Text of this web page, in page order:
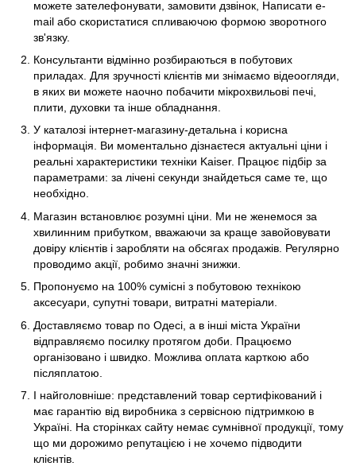
можете зателефонувати, замовити дзвінок, Написати e-
mail або скористатися спливаючою формою зворотного
зв'язку.
Консультанти відмінно розбираються в побутових
приладах. Для зручності клієнтів ми знімаємо відеоогляди,
в яких ви можете наочно побачити мікрохвильові печі,
плити, духовки та інше обладнання.
У каталозі інтернет-магазину-детальна і корисна
інформація. Ви моментально дізнаєтеся актуальні ціни і
реальні характеристики техніки Kaiser. Працює підбір за
параметрами: за лічені секунди знайдеться саме те, що
необхідно.
Магазин встановлює розумні ціни. Ми не женемося за
хвилинним прибутком, вважаючи за краще завойовувати
довіру клієнтів і заробляти на обсягах продажів. Регулярно
проводимо акції, робимо значні знижки.
Пропонуємо на 100% сумісні з побутовою технікою
аксесуари, супутні товари, витратні матеріали.
Доставляємо товар по Одесі, а в інші міста України
відправляємо посилку протягом доби. Працюємо
організовано і швидко. Можлива оплата карткою або
післяплатою.
І найголовніше: представлений товар сертифікований і
має гарантію від виробника з сервісною підтримкою в
Україні. На сторінках сайту немає сумнівної продукції, тому
що ми дорожимо репутацією і не хочемо підводити
клієнтів.